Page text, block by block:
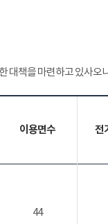
대책을 마련하고 있사오
이용면수 전
44